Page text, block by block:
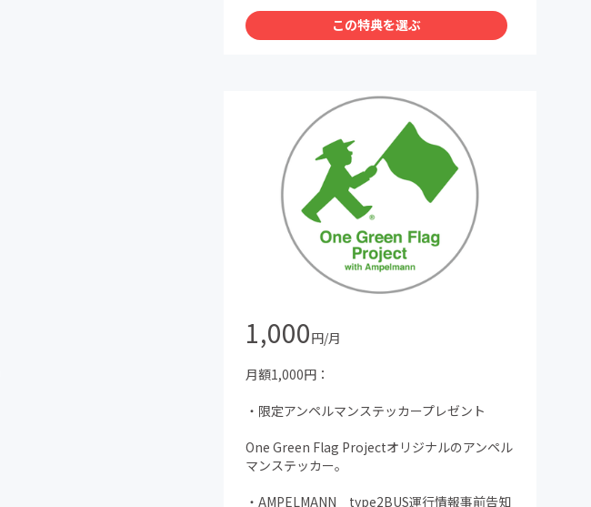
この特典を選ぶ
1,000円/月
月額1,000円：
・限定アンペルマンステッカープレゼント
One Green Flag Projectオリジナルのアンペル
マンステッカー。
・AMPELMANN type2BUS運行情報事前告知